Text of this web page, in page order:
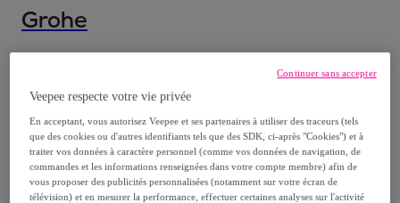
Grohe
Mitigeur monocommande évier cuisine bec
Modèle : Mitigeur monocommande évier
cuisine bec haut Concetto
186,23 €
Veepee respecte votre vie privée
En acceptant, vous autorisez Veepee et ses partenaires à utiliser des traceurs (tels
que des cookies ou d'autres identifiants tels que des SDK, ci-après "Cookies") et à
traiter vos données à caractère personnel (comme vos données de navigation, de
commandes et les informations renseignées dans votre compte membre) afin de
vous proposer des publicités personnalisées (notamment sur votre écran de
télévision) et en mesurer la performance, effectuer certaines analyses sur l'activité
Continuer sans accepter